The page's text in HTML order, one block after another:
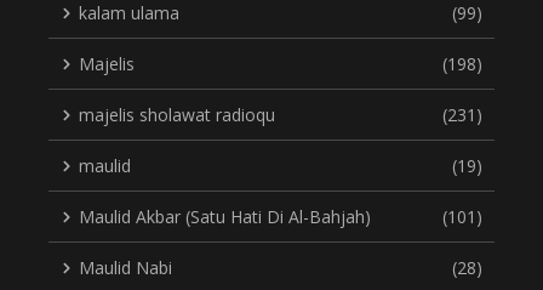
kalam ulama (99)
Majelis (198)
majelis sholawat radioqu (231)
maulid (19)
Maulid Akbar (Satu Hati Di Al-Bahjah) (101)
Maulid Nabi (28)